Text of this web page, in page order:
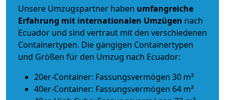
Unsere Umzugspartner haben umfangreiche
Erfahrung mit internationalen Umzügen nach
Ecuador und sind vertraut mit den verschiedenen
Containertypen. Die gängigen Containertypen
und Größen für den Umzug nach Ecuador:
20er-Container: Fassungsvermögen 30 m³
40er-Container: Fassungsvermögen 64 m³